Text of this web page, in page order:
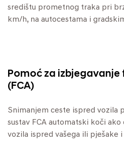
središtu prometnog traka pri
km/h, na autocestama i
Pomoć za
(FCA)
Snimanjem ceste ispred vozila
sustav FCA automatski koči
vozila ispred vašega ili pješake